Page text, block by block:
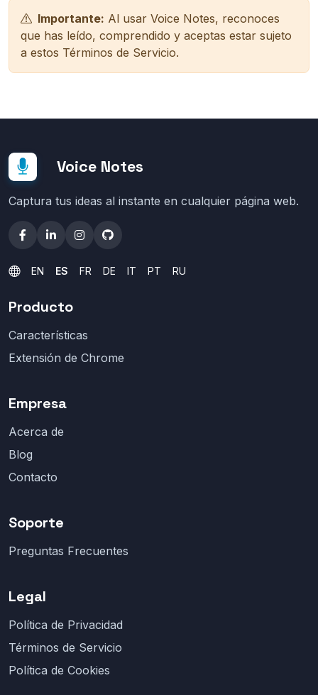
Importante: Al usar Voice Notes, reconoces
que has leído, comprendido y aceptas estar sujeto
a estos Términos de Servicio.
Voice Notes
Captura tus ideas al instante en cualquier página web.
EN ES FR DE IT PT RU
Producto
Características
Extensión de Chrome
Empresa
Acerca de
Blog
Contacto
Soporte
Preguntas Frecuentes
Legal
Política de Privacidad
Términos de Servicio
Política de Cookies